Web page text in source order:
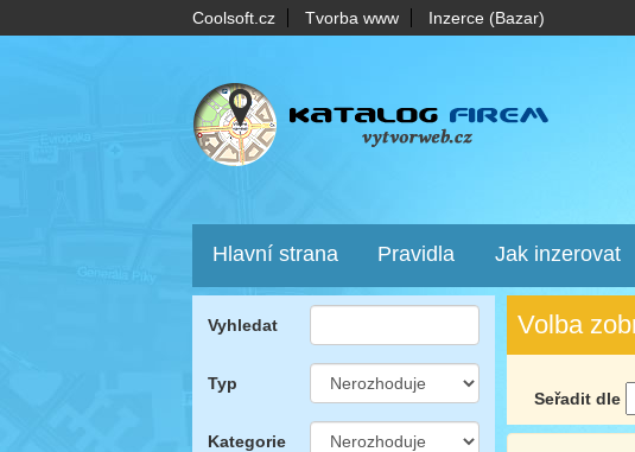
Coolsoft.cz Tvorba www Inzerce (Bazar)
Hlavní strana Pravidla Jak inzerovat
Vyhledat
Typ
Kategorie
Volba
Seřadit dle